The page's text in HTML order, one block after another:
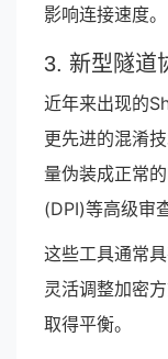
影响连接速度。
3. 新型隧道
近年来出现的
更先进的混淆
量伪装成正常
(DPI)等高级审
这些工具通常
灵活调整加密
取得平衡。